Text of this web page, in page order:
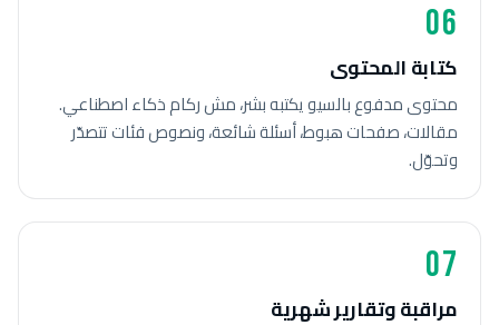
06
كتابة المحتوى
محتوى مدفوع بالسيو يكتبه بشر، مش ركام ذكاء اصطناعي.
مقالات، صفحات هبوط، أسئلة شائعة، ونصوص فئات تتصدّر
وتحوّل.
07
مراقبة وتقارير شهرية